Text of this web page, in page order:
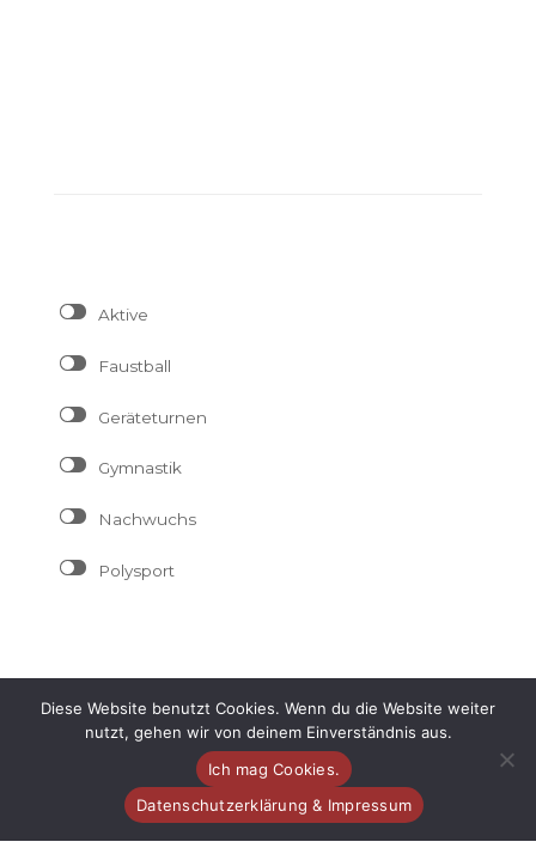
Aktive
Faustball
Geräteturnen
Gymnastik
Nachwuchs
Polysport
Freitag 21/08
Diese Website benutzt Cookies. Wenn du die Website weiter
nutzt, gehen wir von deinem Einverständnis aus.
Ich mag Cookies.
Datenschutzerklärung & Impressum